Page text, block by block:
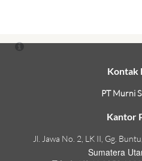
Kontak
PT Murni
Kantor
Jl. Jawa No. 2, LK II, Gg.
Sumatera